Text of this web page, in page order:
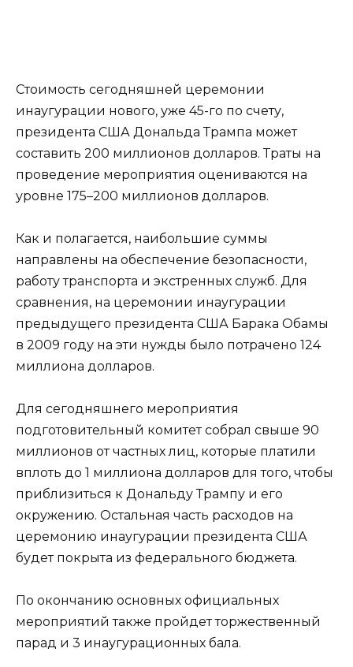
Стоимость сегодняшней церемонии
инаугурации нового, уже 45-го по счету,
президента США Дональда Трампа может
составить 200 миллионов долларов. Траты на
проведение мероприятия оцениваются на
уровне 175–200 миллионов долларов.
Как и полагается, наибольшие суммы
направлены на обеспечение безопасности,
работу транспорта и экстренных служб. Для
сравнения, на церемонии инаугурации
предыдущего президента США Барака Обамы
в 2009 году на эти нужды было потрачено 124
миллиона долларов.
Для сегодняшнего мероприятия
подготовительный комитет собрал свыше 90
миллионов от частных лиц, которые платили
вплоть до 1 миллиона долларов для того, чтобы
приблизиться к Дональду Трампу и его
окружению. Остальная часть расходов на
церемонию инаугурации президента США
будет покрыта из федерального бюджета.
По окончанию основных официальных
мероприятий также пройдет торжественный
парад и 3 инаугурационных бала.